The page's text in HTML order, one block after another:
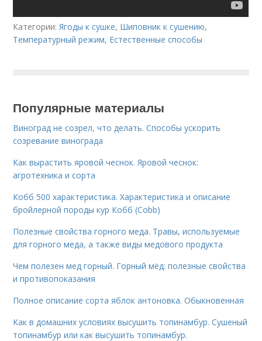
Категории:Ягоды к сушке, Шиповник к сушению,
Температурный режим, Естественные способы
Популярные материалы
Виноград не созрел, что делать. Способы ускорить
созревание винограда
Как вырастить яровой чеснок. Яровой чеснок:
агротехника и сорта
Кобб 500 характеристика. Характеристика и описание
бройлерной породы кур Кобб (Cobb)
Полезные свойства горного меда. Травы, используемые
для горного меда, а также виды медового продукта
Чем полезен мед горный. Горный мёд: полезные свойства
и противопоказания
Полное описание сорта яблок антоновка. Обыкновенная
Как в домашних условиях высушить топинамбур. Сушеный
топинамбур или как высушить топинамбур.